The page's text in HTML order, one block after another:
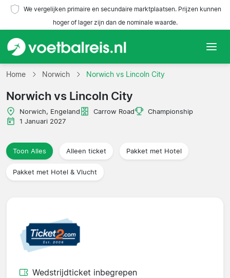
We vergelijken primaire en secundaire marktplaatsen. Prijzen kunnen
hoger of lager zijn dan de nominale waarde.
Home
Teams
Competities
Reisorganisaties
Home Norwich Norwich vs Lincoln City
Norwich vs Lincoln City
Norwich, Engeland Carrow Road
Championship
1 Januari 2027
Toon Alles Alleen ticket Pakket met Hotel
Pakket met Hotel & Vlucht
Wedstrijdticket inbegrepen